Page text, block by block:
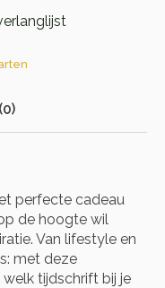
perfecte cadeau
de hoogte wil
Van lifestyle en
met deze
tijdschrift bij je